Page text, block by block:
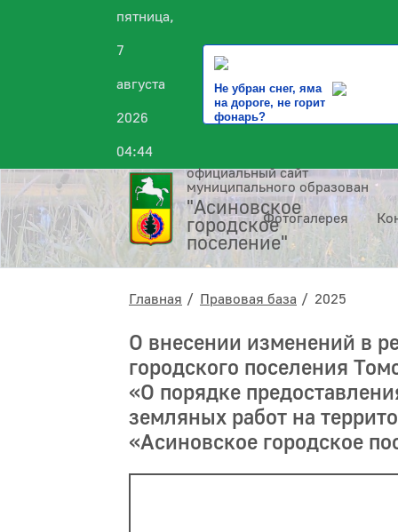
пятница,
7
августа
2026
04:44
Не убран снег, яма
на дороге, не горит
фонарь?
официальный сайт
муниципального образования
"Асиновское
городское
поселение"
Фотогалерея
Главная Правовая база 2025
О внесении изменений в
городского поселения
«О порядке
земляных работ на
«Асиновское городское